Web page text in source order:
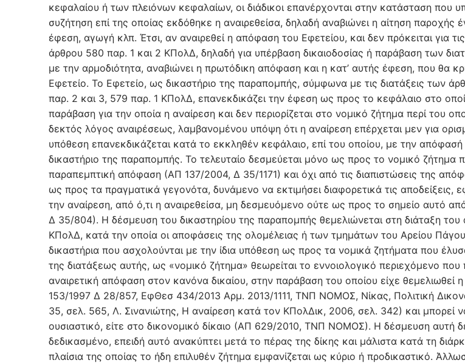
κεφαλαίου ή των πλειόνων κεφαλαίων, οι διάδικοι επανέρχονται στην κατάσταση που
συζήτηση επί της οποίας εκδόθηκε η αναιρεθείσα, δηλαδή αναβιώνει η αίτηση παροχής
έφεση, αγωγή κλπ. Έτσι, αν αναιρεθεί η απόφαση του Εφετείου, και δεν πρόκειται για
άρθρου 580 παρ. 1 και 2 ΚΠολΔ, δηλαδή για υπέρβαση δικαιοδοσίας ή παράβαση των
με την αρμοδιότητα, αναβιώνει η πρωτόδικη απόφαση και η κατ’ αυτής έφεση, που θα
Εφετείο. Το Εφετείο, ως δικαστήριο της παραπομπής, σύμφωνα με τις διατάξεις των
παρ. 2 και 3, 579 παρ. 1 ΚΠολΔ, επανεκδικάζει την έφεση ως προς το κεφάλαιο στο
παράβαση για την οποία η αναίρεση και δεν περιορίζεται στο νομικό ζήτημα περί του
δεκτός λόγος αναιρέσεως, λαμβανομένου υπόψη ότι η αναίρεση επέρχεται μεν για
υπόθεση επανεκδικάζεται κατά το εκκληθέν κεφάλαιο, επί του οποίου, με την απόφασή
δικαστήριο της παραπομπής. Το τελευταίο δεσμεύεται μόνο ως προς το νομικό ζήτημα
παραπεμπτική απόφαση (ΑΠ 137/2004, Δ 35/1171) και όχι από τις διαπιστώσεις της
ως προς τα πραγματικά γεγονότα, δυνάμενο να εκτιμήσει διαφορετικά τις αποδείξεις,
την αναίρεση, από ό,τι η αναιρεθείσα, μη δεσμευόμενο ούτε ως προς το σημείο αυτό
Δ 35/804). Η δέσμευση του δικαστηρίου της παραπομπής θεμελιώνεται στη διάταξη
ΚΠολΔ, κατά την οποία οι αποφάσεις της ολομέλειας ή των τμημάτων του Αρείου
δικαστήρια που ασχολούνται με την ίδια υπόθεση ως προς τα νομικά ζητήματα που
της διατάξεως αυτής, ως «νομικό ζήτημα» θεωρείται το εννοιολογικό περιεχόμενο
αναιρετική απόφαση στον κανόνα δικαίου, στην παράβαση του οποίου είχε θεμελιωθεί
153/1997 Δ 28/857, ΕφΘεσ 434/2013 Αρμ. 2013/1111, ΤΝΠ ΝΟΜΟΣ, Νίκας, Πολιτική
35, σελ. 565, Λ. Σινανιώτης, Η αναίρεση κατά τον ΚΠολΔικ, 2006, σελ. 342) και μπορεί
ουσιαστικό, είτε στο δικονομικό δίκαιο (ΑΠ 629/2010, TΝΠ ΝΟΜΟΣ). Η δέσμευση αυτή
δεδικασμένο, επειδή αυτό ανακύπτει μετά το πέρας της δίκης και μάλιστα κατά τη
πλαίσια της οποίας το ήδη επιλυθέν ζήτημα εμφανίζεται ως κύριο ή προδικαστικό.